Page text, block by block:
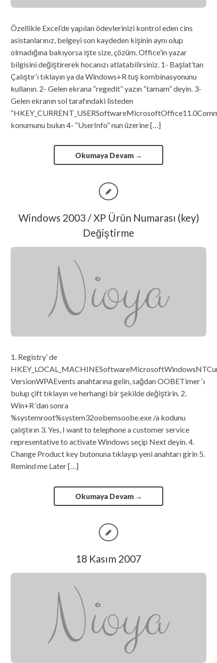
Özellikle Excel’de yapılan ödevlerinizi kontrol eden cins
asistanlarınız, belgeyi son kaydeden kişinin aynı olup
olmadığına bakıyorsa işte size, çözüm. Office’in yazar
bilgisini değiştirerek hocanızı atlatabilirsiniz. 1- Başlat’tan
Çalıştır’ı tıklayın ya da Windows+R tuş kombinasyonunu
kullanın. 2- Gelen ekrana “regedit” yazın “tamam” deyin. 3-
Gelen ekranın sol tarafındaki listeden
konumunu bulun 4- “UserInfo” nun üzerine […]
Okumaya Devam →
Windows 2003 / XP Ürün Numarası (key)
Değiştirme
1. Registry’ de
VersionWPAEvents anahtarına gelin, sağdan OOBETimer ‘ı
bulup çift tıklayın ve herhangi bir şekilde değiştirin. 2.
Win+R ‘dan sonra
%systemroot%system32oobemsoobe.exe /a kodunu
çalıştırın 3. Yes, I want to telephone a customer service
representative to activate Windows seçip Next deyin. 4.
Change Product key butonuna tıklayıp yeni anahtarı girin 5.
Remind me Later […]
Okumaya Devam →
18 Kasım 2007